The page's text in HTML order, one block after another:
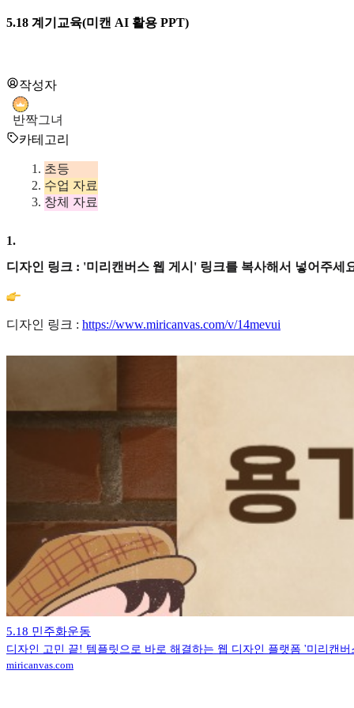
5.18 계기교육(미캔 AI 활용 PPT)
작성자
반짝그녀
카테고리
초등
수업 자료
창체 자료
1.
디자인 링크 : '미리캔버스 웹 게시' 링크를 복사해서 넣어주세
디자인 링크 : https://www.miricanvas.com/v/14mevui
5.18 민주화운동
디자인 고민 끝! 템플릿으로 바로 해결하는 웹 디자인 플랫폼 '미리캔버
miricanvas.com